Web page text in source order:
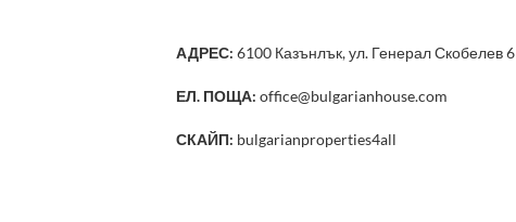
АДРЕС: 6100 Казънлък, ул. Генерал Скобелев 6
ЕЛ. ПОЩА: office@bulgarianhouse.com
СКАЙП: bulgarianproperties4all